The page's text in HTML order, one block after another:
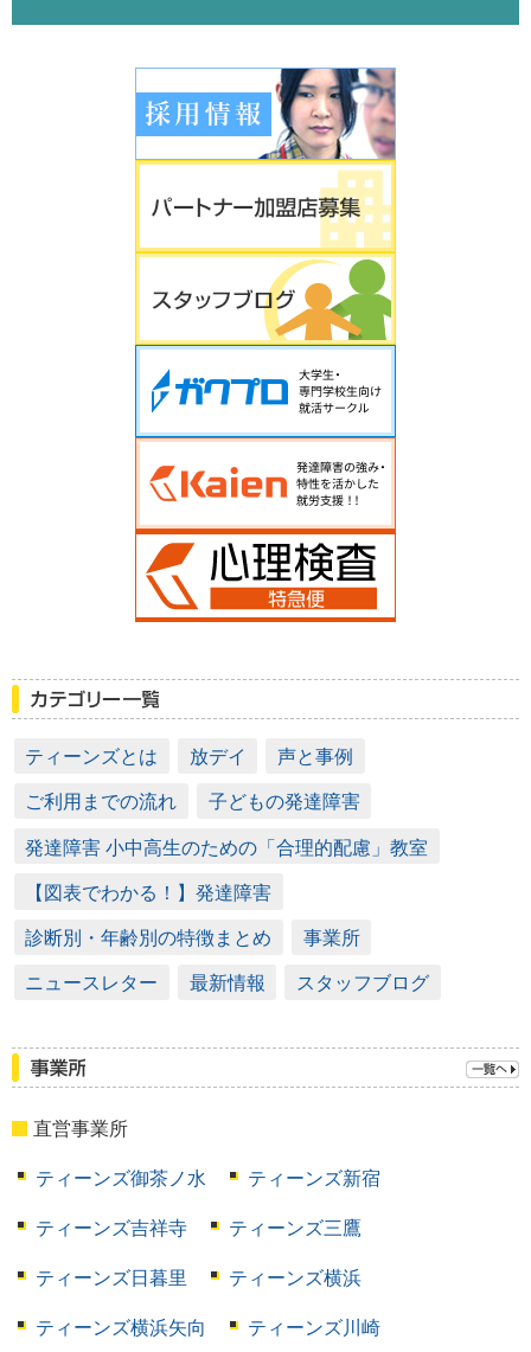
ティーンズとは 放デイ 声と事例
ご利用までの流れ 子どもの発達障害
発達障害 小中高生のための「合理的配慮」教室
【図表でわかる！】発達障害
診断別・年齢別の特徴まとめ 事業所
ニュースレター 最新情報 スタッフブログ
直営事業所
ティーンズ御茶ノ水 ティーンズ新宿
ティーンズ吉祥寺 ティーンズ三鷹
ティーンズ日暮里 ティーンズ横浜
ティーンズ横浜矢向 ティーンズ川崎